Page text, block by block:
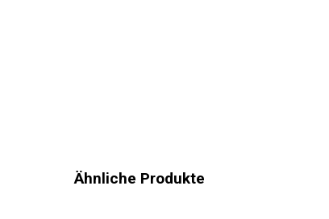
Ähnliche Produkte